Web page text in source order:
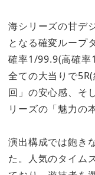
海シリーズの甘デ
となる確変ループ
確率1/99.9(高確率
全ての大当りで
回」の安心感、そ
リーズの「魅力の
演出構成では飽き
た。人気のタイム